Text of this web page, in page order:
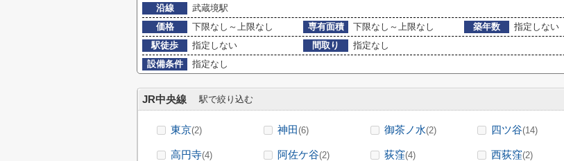
沿線
武蔵境駅
価格
下限なし～上限なし 専有面積 下限なし～上限なし 築年数
指定しない
駅徒歩
指定しない 間取り
指定なし
設備条件
指定なし
JR中央線 駅で絞り込む
東京(2) 神田(6) 御茶ノ水(2) 四ツ谷(14)
高円寺(4) 阿佐ケ谷(2) 荻窪(4) 西荻窪(2)